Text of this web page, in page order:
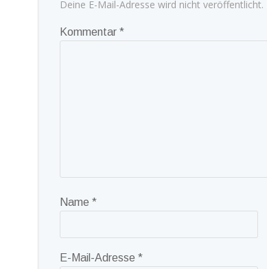
Deine E-Mail-Adresse wird nicht veröffentlicht.
Kommentar *
Name *
E-Mail-Adresse *